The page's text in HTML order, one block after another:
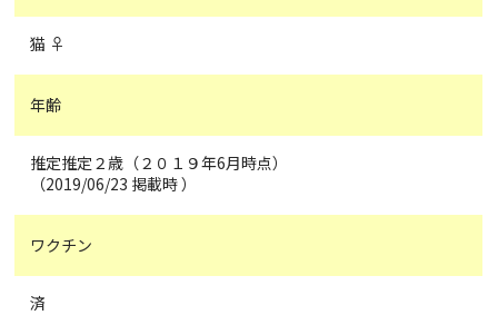
猫 ♀
年齢
推定推定２歳（２０１９年6月時点）
（2019/06/23 掲載時 ）
ワクチン
済